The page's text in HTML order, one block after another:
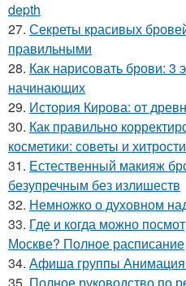
depth
27. Секреты красивых
правильными
28. Как нарисовать брови:
начинающих
29. История Кирова: от
30. Как правильно
косметики: советы и хитрости
31. Естественный макияж
безупречным без излишеств
32. Немножко о духовном
33. Где и когда можно
Москве? Полное расписание
34. Афиша группы Анимация